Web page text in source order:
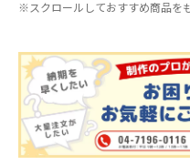
があり、アーティストのオ
れたアイテムは、限定アイ
テムとして販売することで
ファンの心をつかみ、ライ
ブ会場やイベントでの人気
商品となっています。
です。透明度が高く美しいアクリ
ー、ネームホルダーでオリジナル
ホルダーはデザイン次第でどんな
ーンでもマッチします。ヘッダー
分はダイカットでデザインにあわ
た自由な形状で制作することがで
ます。また長さ調整と安全機能が付
いたネックストラップが標準で付
※スクロールしておすすめ商品を